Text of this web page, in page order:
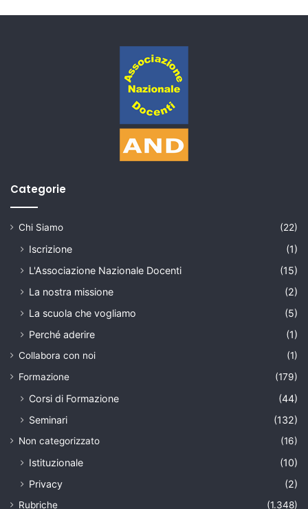
Categorie
Chi Siamo (22)
Iscrizione
(1)
L'Associazione Nazionale Docenti
(15)
La nostra missione
(2)
La scuola che vogliamo
(5)
Perché aderire
(1)
Collabora con noi
(1)
Formazione
(179)
Corsi di Formazione
(44)
Seminari
(132)
Non categorizzato (16)
Istituzionale
(10)
Privacy
(2)
Rubriche (1.348)